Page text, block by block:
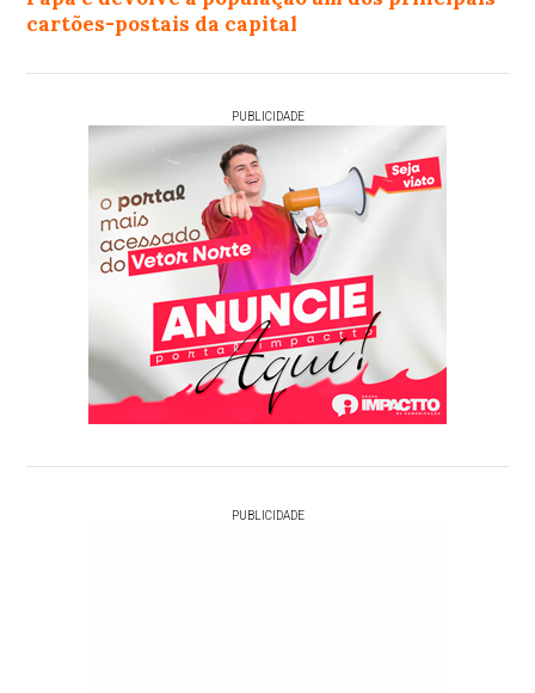
cartões-postais da capital
PUBLICIDADE
PUBLICIDADE